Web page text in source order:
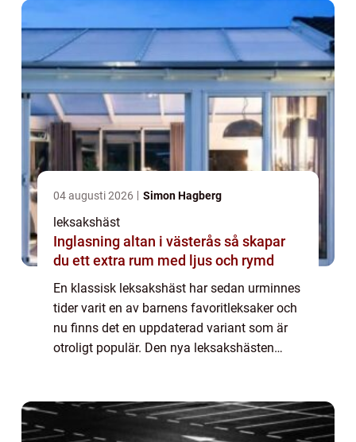
04 augusti 2026 Simon Hagberg
leksakshäst
Inglasning altan i västerås så skapar
du ett extra rum med ljus och rymd
En klassisk leksakshäst har sedan urminnes
tider varit en av barnens favoritleksaker och
nu finns det en uppdaterad variant som är
otroligt populär. Den nya leksakshästen